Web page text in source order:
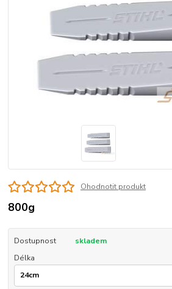
Ohodnotit produkt
800g
Dostupnost
skladem
Délka